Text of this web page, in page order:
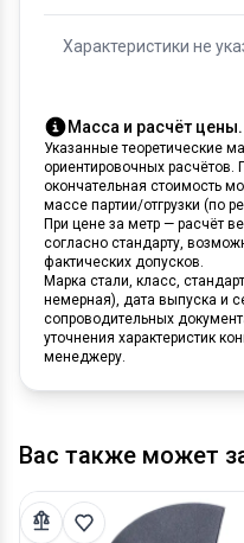
Характеристики не
Масса и расчёт цены.
Указанные теоретические
ориентировочных расчётов.
окончательная стоимость
массе партии/отгрузки (по
При цене за метр — расчёт
согласно стандарту,
фактических допусков.
Марка стали, класс,
немерная), дата выпуска и
сопроводительных
уточнения характеристик
менеджеру.
Вас также может